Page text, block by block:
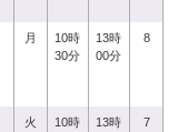
月
10時
30分
13時
00分
8
火
10時
13時
7